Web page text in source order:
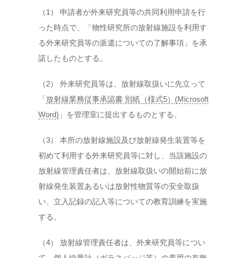
（1） 申請者が外来研究員等の共同利用申請を行
った時点で、「物性研究所の放射線施設を利用す
る外来研究員等の派遣についての了解事項」を承
諾したものとする。
（2） 外来研究員等は、放射線取扱いに先立って
「放射線業務従事承認書 別紙（様式5）(Microsoft
Word) 」を管理室に提出するものとする。
（3） 本所の放射線施設及び放射線発生装置等を
初めて利用する外来研究員等に対し、当該施設の
放射線管理責任者は、放射線取扱いの開始前に放
射線発生装置あるいは放射性物質等の安全取扱
い、立入記録の記入等についての教育訓練を実施
する。
（4） 放射線管理責任者は、外来研究員等につい